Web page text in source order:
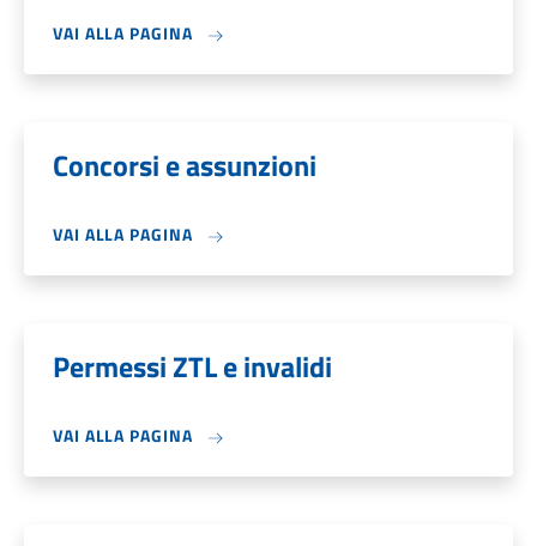
VAI ALLA PAGINA
Concorsi e assunzioni
VAI ALLA PAGINA
Permessi ZTL e invalidi
VAI ALLA PAGINA